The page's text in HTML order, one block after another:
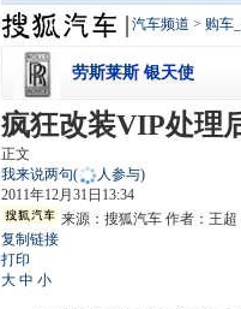
汽车频道 > 购车
劳斯莱斯 银天使
疯狂改装VIP处理
正文
我来说两句(
人参与)
2011年12月31日13:34
来源： 搜狐汽车作者：王超
复制链接
打印
大 中 小